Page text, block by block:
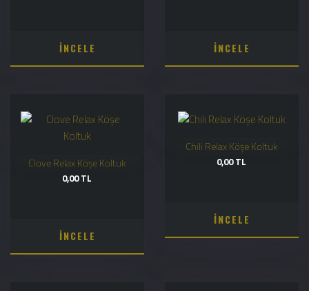
İNCELE İNCELE
Clove Relax Köşe Koltuk
0,00 TL
İNCELE
Chili Relax Köşe Koltuk
0,00 TL
İNCELE